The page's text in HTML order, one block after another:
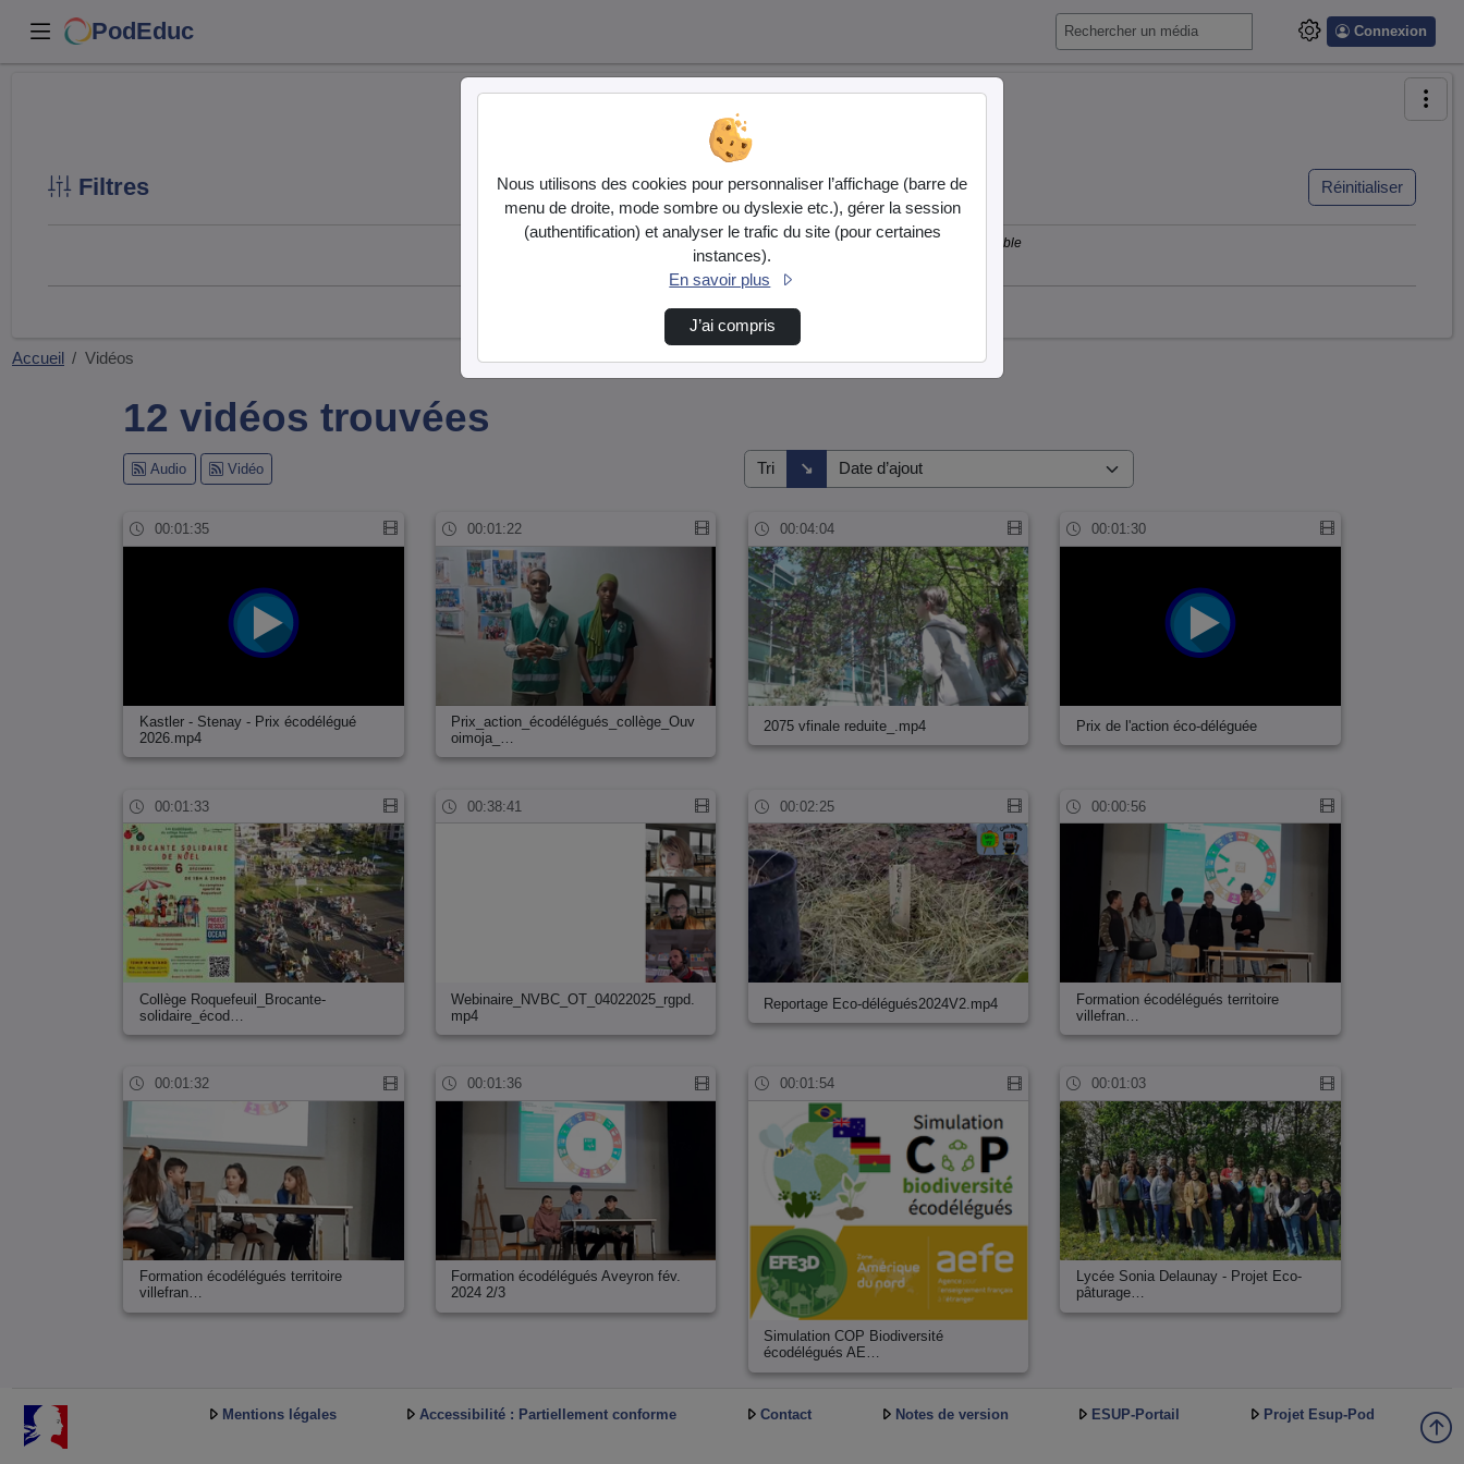
PodEduc Connexion
Filtres Réinitialiser
Accueil Vidéos
12 vidéos trouvées
Audio Vidéo Tri ↘
Direction de tri
00:01:35
Kastler - Stenay - Prix écodélégué
2026.mp4
00:01:22
Prix_action_écodélégués_collège_Ouv
oimoja_…
00:04:04
2075 vfinale reduite_.mp4
00:01:30
Prix de l'action éco-déléguée
00:01:33
Collège Roquefeuil_Brocante-
solidaire_écod…
00:38:41
Webinaire_NVBC_OT_04022025_rgpd.
mp4
00:02:25
Reportage Eco-délégués2024V2.mp4
00:00:56
Formation écodélégués territoire
villefran…
00:01:32
Formation écodélégués territoire
villefran…
00:01:36
Formation écodélégués Aveyron fév.
2024 2/3
00:01:54
Simulation COP Biodiversité
écodélégués AE…
00:01:03
Lycée Sonia Delaunay - Projet Eco-
pâturage…
Mentions légales Accessibilité : Partiellement conforme Contact Notes de version ESUP-Portail Projet Esup-Pod
Nous utilisons des cookies pour personnaliser l’affichage (barre de
menu de droite, mode sombre ou dyslexie etc.), gérer la session
(authentification) et analyser le trafic du site (pour certaines
instances).
En savoir plus
J’ai compris